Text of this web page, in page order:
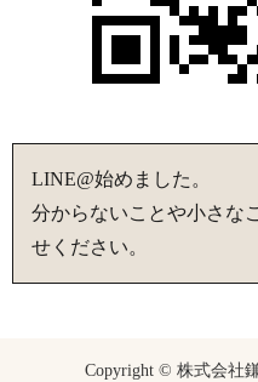
LINE@始めました。
分からないことや小さな
せください。
Copyright © 株式会社